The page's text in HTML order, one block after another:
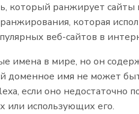
который ранжирует сайты
которая
веб-сайтов в
имена в мире, но он
доменное имя не может
если оно недостаточно
или использующих его.